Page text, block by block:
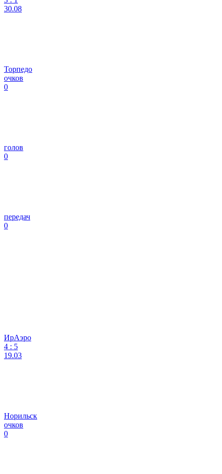
30.08
Торпедо
очков
0
голов
0
передач
0
ИрАэро
4 : 5
19.03
Норильск
очков
0